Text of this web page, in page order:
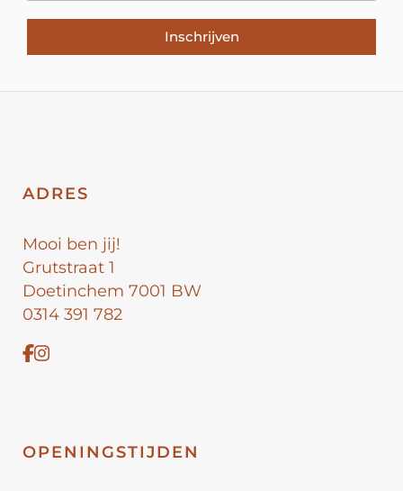
Inschrijven
ADRES
Mooi ben jij!
Grutstraat 1
Doetinchem 7001 BW
0314 391 782
OPENINGSTIJDEN